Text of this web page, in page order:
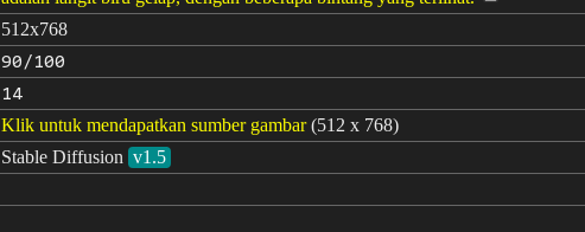
512x768
90/100
14
Klik untuk mendapatkan sumber gambar (512 x 768)
Stable Diffusion v1.5